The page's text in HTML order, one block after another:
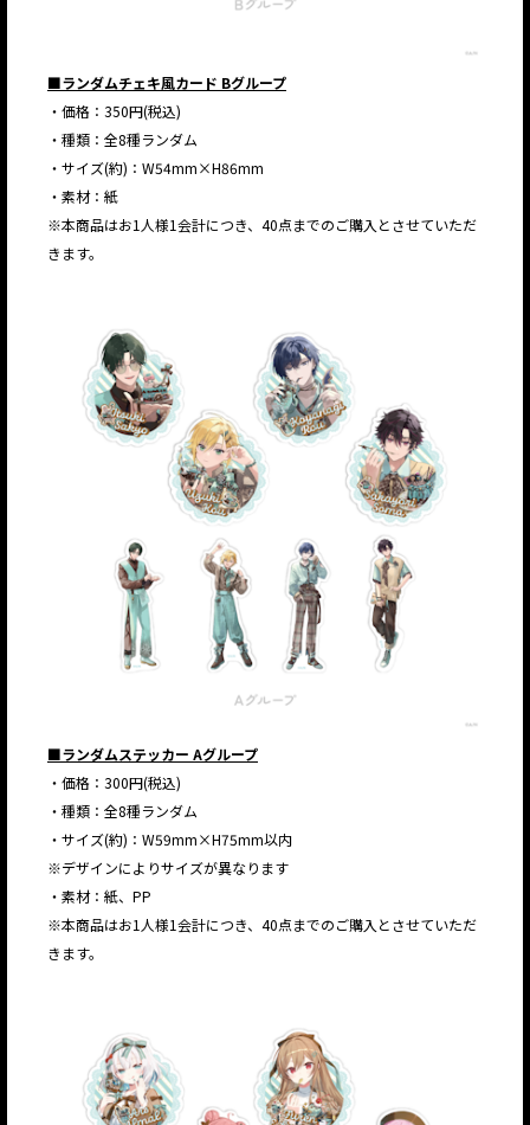
■ランダムチェキ風カード Bグループ
・価格：350円(税込)
・種類：全8種ランダム
・サイズ(約)：W54mm×H86mm
・素材：紙
※本商品はお1人様1会計につき、40点までのご購入とさせていただ
きます。
■ランダムステッカー Aグループ
・価格：300円(税込)
・種類：全8種ランダム
・サイズ(約)：W59mm×H75mm以内
※デザインによりサイズが異なります
・素材：紙、PP
※本商品はお1人様1会計につき、40点までのご購入とさせていただ
きます。